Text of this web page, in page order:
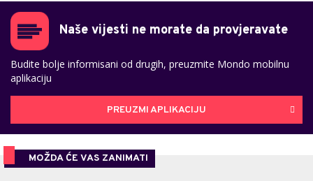
Naše vijesti ne morate da provjeravate
Budite bolje informisani od drugih, preuzmite Mondo mobilnu
aplikaciju
PREUZMI APLIKACIJU
MOŽDA ĆE VAS ZANIMATI